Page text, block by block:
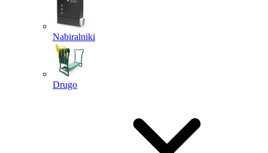
Nabiralniki
Drugo